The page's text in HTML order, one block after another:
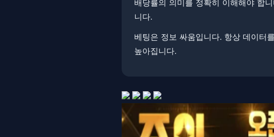
배당률의 의미를 정확히 이해해야 합
니다.
베팅은 정보 싸움입니다. ​​항상 데이터
높아집니다.